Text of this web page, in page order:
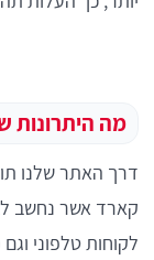
מה היתרונות
דרך האתר שלנו
קארד אשר נחשב
לקוחות טלפוני